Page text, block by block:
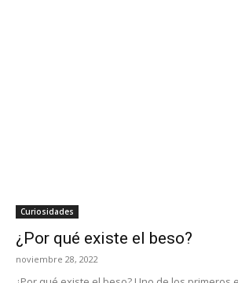
Curiosidades
¿Por qué existe el beso?
noviembre 28, 2022